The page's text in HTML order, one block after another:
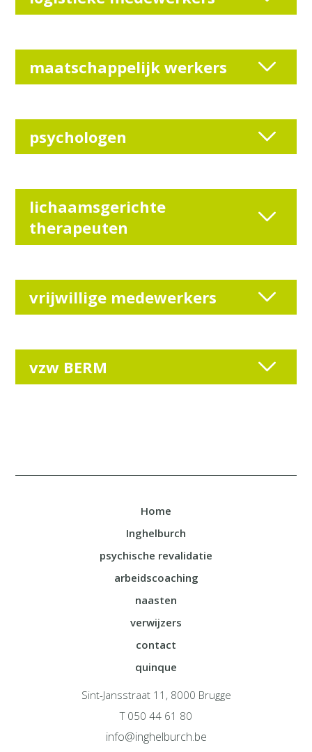
maatschappelijk werkers
psychologen
lichaamsgerichte
therapeuten
vrijwillige medewerkers
vzw BERM
Home
Inghelburch
psychische revalidatie
arbeidscoaching
naasten
verwijzers
contact
quinque
Sint-Jansstraat 11, 8000 Brugge
T 050 44 61 80
info@inghelburch.be